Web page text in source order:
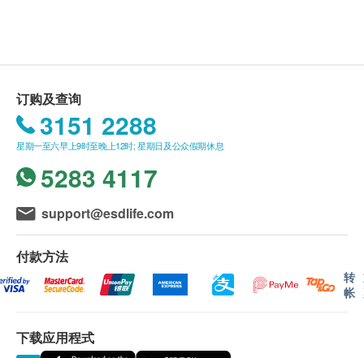
范）生产及制造，确保产品安全、稳定、高效，是现
代都市人的信心之选。
服法
成人︰每天口服1次，每次1-2粒。适合怀孕前、孕
期、产后、授乳妇女服用。
成份
每粒含：
200毫克DHA (由520毫克藻油提炼而成)
品牌
产地
洲、坪洲）或偏远地区，需额外收取附加费
HK$20（不论账单总额）。 卓营方会于送货前透过电
话或电邮通知顾客再作安排。
3. 我们将于确定订单后3-5个工作天内安排发货。
4. 不排除运送时间会因节日而有所影响。 当八号
烈风讯号悬挂或黑色暴雨警告生效时，送货服务时间
将会延迟。
5. 所有订单须视乎相关货品的供应情况再作最后
确认。 倘若健康网购health.ESDlife未能提供任何订
单上的货品，健康网购health.ESDlife有权拒绝接受该
安排。
订购及查询
3151 2288
星期一至六早上9时至晚上12时; 星期日及公众假期休息
5283 4117
support@esdlife.com
付款方法
转
帐
下载应用程式